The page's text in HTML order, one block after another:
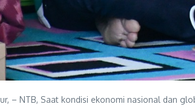
– NTB, Saat kondisi ekonomi nasional dan